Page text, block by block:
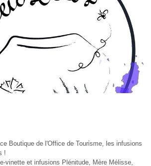
Boutique de l'Office de Tourisme, les infusions
!
vinette et infusions Plénitude, Mère Mélisse,